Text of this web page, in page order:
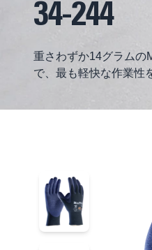
34-244
重さわずか14グラム
で、最も軽快な作業性
34-244